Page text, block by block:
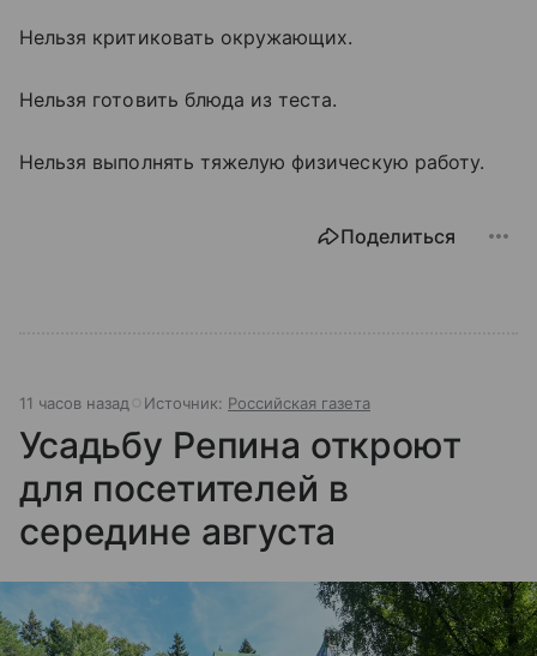
Нельзя критиковать окружающих.
Нельзя готовить блюда из теста.
Нельзя выполнять тяжелую физическую работу.
Поделиться
11 часов назад Источник: Российская газета
Усадьбу Репина откроют
для посетителей в
середине августа